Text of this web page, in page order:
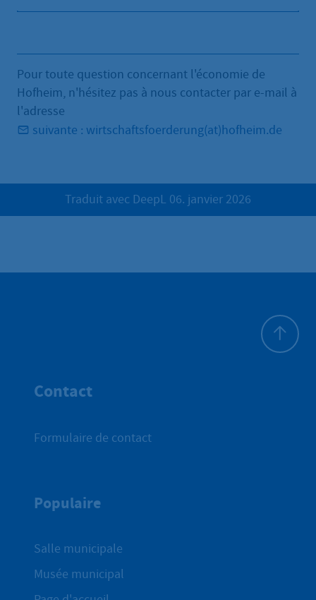
Pour toute question concernant l'économie de
Hofheim, n'hésitez pas à nous contacter par e-mail à
l'adresse
suivante : wirtschaftsfoerderung(at)hofheim.de
Traduit avec DeepL 06. janvier 2026
Contact
Formulaire de contact
Populaire
Salle municipale
Musée municipal